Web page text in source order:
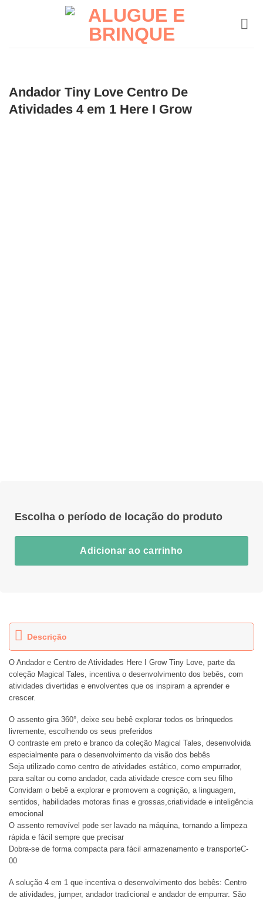
Andador Tiny Love Centro De
Atividades 4 em 1 Here I Grow
Adicionar ao carrinho
Descrição
O Andador e Centro de Atividades Here I Grow Tiny Love, parte da
coleção Magical Tales, incentiva o desenvolvimento dos bebês, com
atividades divertidas e envolventes que os inspiram a aprender e
crescer.
O assento gira 360°, deixe seu bebê explorar todos os brinquedos
livremente, escolhendo os seus preferidos
O contraste em preto e branco da coleção Magical Tales, desenvolvida
especialmente para o desenvolvimento da visão dos bebês
Seja utilizado como centro de atividades estático, como empurrador,
para saltar ou como andador, cada atividade cresce com seu filho
Convidam o bebê a explorar e promovem a cognição, a linguagem,
sentidos, habilidades motoras finas e grossas,criatividade e inteligência
emocional
O assento removível pode ser lavado na máquina, tornando a limpeza
rápida e fácil sempre que precisar
Dobra-se de forma compacta para fácil armazenamento e transporteC-
00
A solução 4 em 1 que incentiva o desenvolvimento dos bebês: Centro
de atividades, jumper, andador tradicional e andador de empurrar. São